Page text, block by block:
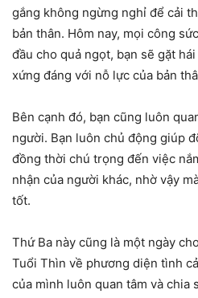
gắng không ngừng nghỉ để cải
bản thân. Hôm nay, mọi công
đầu cho quả ngọt, bạn sẽ gặt
xứng đáng với nỗ lực của bản
Bên cạnh đó, bạn cũng luôn
người. Bạn luôn chủ động giúp
đồng thời chú trọng đến việc
nhận của người khác, nhờ vậy
tốt.
Thứ Ba này cũng là một ngày
Tuổi Thìn về phương diện tình
của mình luôn quan tâm và chia